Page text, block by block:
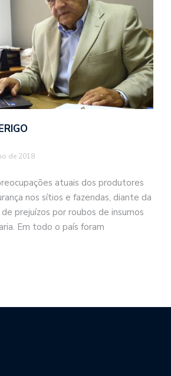
de 2018
atuais dos produtores
nos sítios e fazendas, diante da
prejuízos por roubos de insumos
Em todo o país foram